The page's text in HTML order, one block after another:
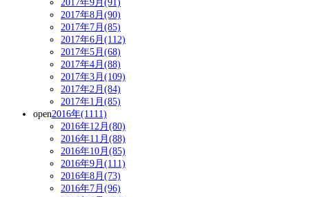
2017年9月(91)
2017年8月(90)
2017年7月(85)
2017年6月(112)
2017年5月(68)
2017年4月(88)
2017年3月(109)
2017年2月(84)
2017年1月(85)
open2016年(1111)
2016年12月(80)
2016年11月(88)
2016年10月(85)
2016年9月(111)
2016年8月(73)
2016年7月(96)